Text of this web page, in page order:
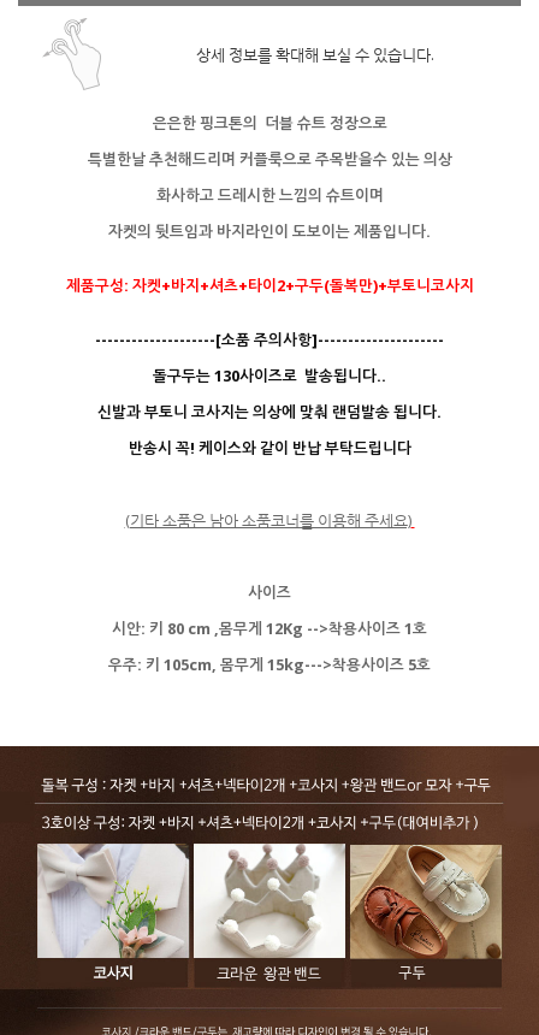
상세 정보를 확대해 보실 수 있습니다.
은은한 핑크톤의 더블 슈트 정장으로
특별한날 추천해드리며 커플룩으로 주목받을수 있는 의상
화사하고 드레시한 느낌의 슈트이며
자켓의 뒷트임과 바지라인이 도보이는 제품입니다.
제품구성: 자켓+바지+셔츠+타이2+구두(돌복만)+부토니코사지
--------------------[소품 주의사항]---------------------
돌구두는 130사이즈로 발송됩니다..
신발과 부토니 코사지는 의상에 맞춰 랜덤발송 됩니다.
반송시 꼭! 케이스와 같이 반납 부탁드립니다
(기타 소품은 남아 소품코너를 이용해 주세요)
사이즈
시안: 키 80 cm ,몸무게 12Kg -->착용사이즈 1호
우주: 키 105cm, 몸무게 15kg--->착용사이즈 5호